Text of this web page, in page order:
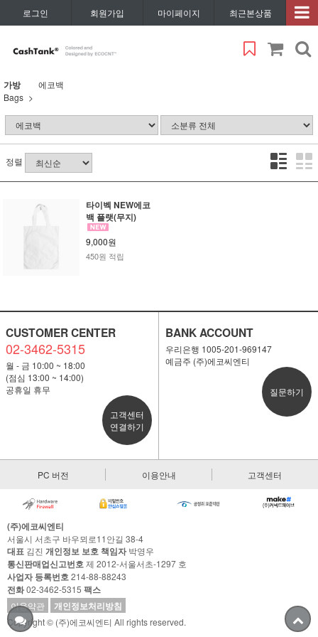
로그인 회원가입 마이페이지 최근본상품
가방
Bags
에코백
정렬
타이벡 NEW에코
백 플랫(무지)
9,000원
450원 적립
CUSTOMER CENTER
02-3462-5315
월 - 금 10:00 ~ 18:00
(점심 13:00 ~ 14:00)
공휴일 휴무
고객센터
연결하기
BANK ACCOUNT
우리은행 1005-201-969147
예금주 (주)에코씨엔티
질문하기
PC 버전 이용안내 고객센터
(주)에코씨엔티
서울시 서초구 바우뫼로11안길 38-4
대표 김진 개인정보 보호 책임자박영우
통신판매업신고번호제 2012-서울서초-1297 호
사업자 등록번호214-88-88243
전화02-3462-5315 팩스
이용약관 개인정보처리방침
Copyright © (주)에코씨엔티 All rights reserved.